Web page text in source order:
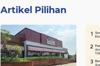
Artikel Pilihan